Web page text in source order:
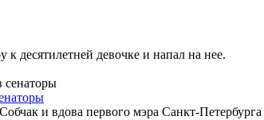
десятилетней девочке и напал на нее.
и вдова первого мэра Санкт-